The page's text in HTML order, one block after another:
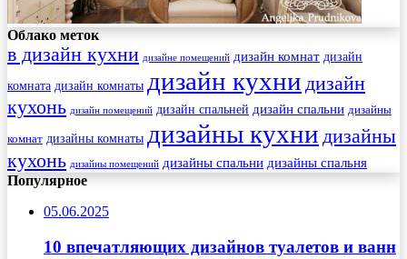
Облако меток
в дизайн кухни дизайне помещений дизайн комнат дизайн
комната дизайн комнаты дизайн кухни дизайн
кухонь дизайн помещений дизайн спальней дизайн спальни дизайны
комнат дизайны комнаты дизайны кухни дизайны
кухонь дизайны помещений дизайны спальни дизайны спальня
Популярное
05.06.2025
10 впечатляющих дизайнов туалетов и ванн